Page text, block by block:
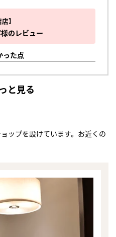
店
のレビュー
った点
と見る
ップを設けています。お近くの